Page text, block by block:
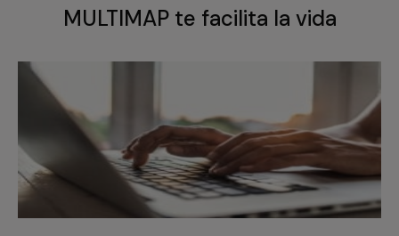
MULTIMAP te facilita la vida